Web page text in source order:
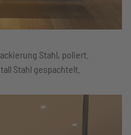
Stahl, poliert.
Stahl gespachtelt.